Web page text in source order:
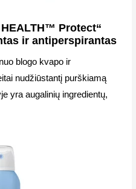
Protect“
ir antiperspirantas
blogo kvapo ir
nudžiūstantį purškiamą
yra augalinių ingredientų,